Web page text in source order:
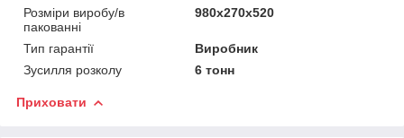
Розміри виробу/в
пакованні
980x270x520
Тип гарантії
Виробник
Зусилля розколу
6 тонн
Приховати